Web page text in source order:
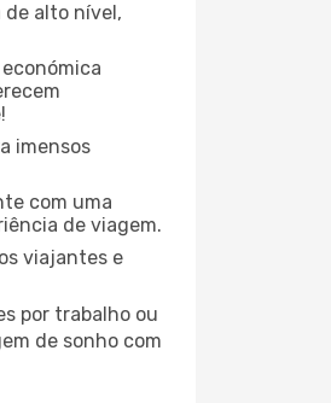
de alto nível,
imensos
com uma
de viagem.
viajantes e
por trabalho ou
de sonho com